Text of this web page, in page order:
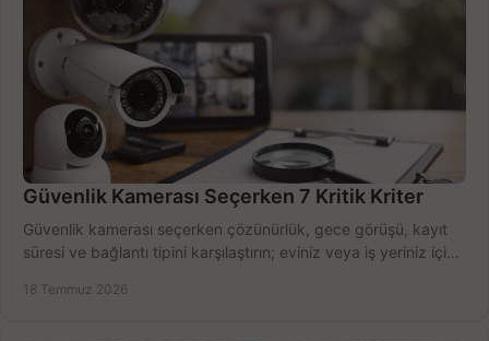
Güvenlik Kamerası Seçerken 7 Kritik Kriter
Güvenlik kamerası seçerken çözünürlük, gece görüşü, kayıt
süresi ve bağlantı tipini karşılaştırın; eviniz veya iş yeriniz için
18 Temmuz 2026